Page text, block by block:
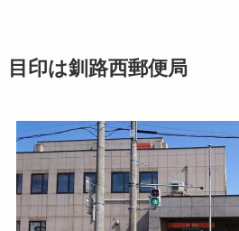
目印は釧路西郵便局